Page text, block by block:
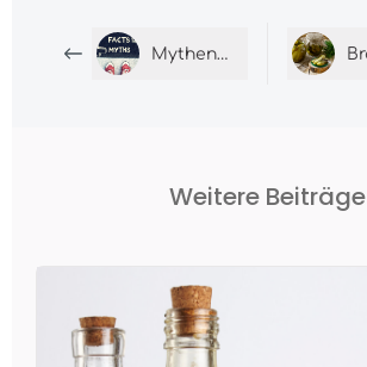
Mythen zu Essig
Weitere Beiträge